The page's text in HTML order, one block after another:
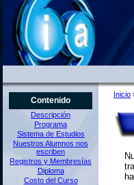
Contenido
Descripción
Programa
Sistema de Estudios
Nuestros Alumnos nos
escriben
Registros y Membresías
Diploma
Costo del Curso
Inicio